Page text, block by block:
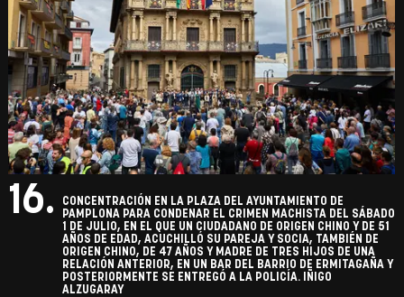
16.
CONCENTRACIÓN EN LA PLAZA DEL AYUNTAMIENTO DE
PAMPLONA PARA CONDENAR EL CRIMEN MACHISTA DEL SÁBADO
1 DE JULIO, EN EL QUE UN CIUDADANO DE ORIGEN CHINO Y DE 51
AÑOS DE EDAD, ACUCHILLÓ SU PAREJA Y SOCIA, TAMBIÉN DE
ORIGEN CHINO, DE 47 AÑOS Y MADRE DE TRES HIJOS DE UNA
RELACIÓN ANTERIOR, EN UN BAR DEL BARRIO DE ERMITAGAÑA Y
POSTERIORMENTE SE ENTREGÓ A LA POLICÍA. IÑIGO
ALZUGARAY